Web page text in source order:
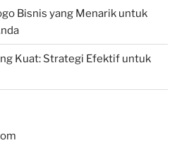
Bisnis yang Menarik untuk
Kuat: Strategi Efektif untuk